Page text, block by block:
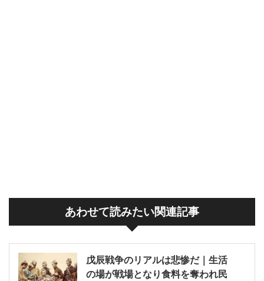
あわせて読みたい関連記事
戊辰戦争のリアルは悲惨だ｜生活
の場が戦場となり食料を奪われ民